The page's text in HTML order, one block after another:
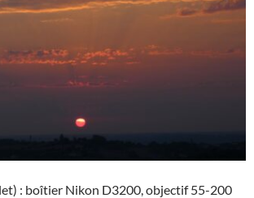
: boîtier Nikon D3200, objectif 55-200